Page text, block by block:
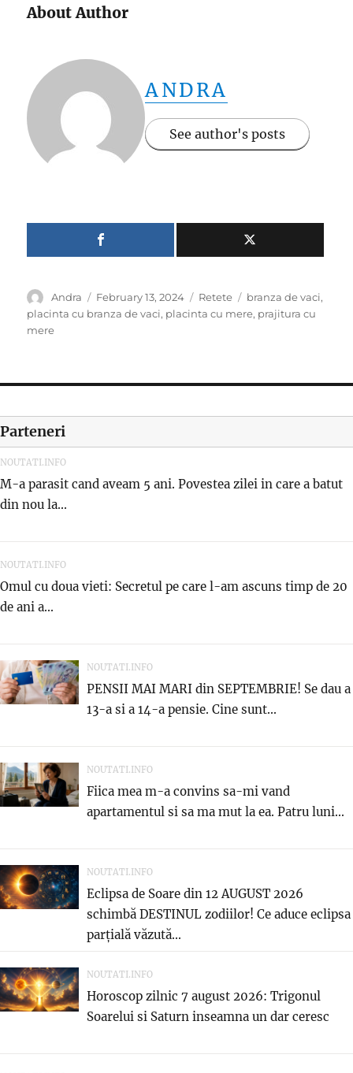
About Author
ANDRA
See author's posts
Author
Andra
Posted
on
February 13, 2024 Categories
Retete Tags
branza de vaci,
placinta cu branza de vaci, placinta cu mere, prajitura cu
mere
Parteneri
NOUTATI.INFO
M-a parasit cand aveam 5 ani. Povestea zilei in care a batut
din nou la...
NOUTATI.INFO
Omul cu doua vieti: Secretul pe care l-am ascuns timp de 20
de ani a...
NOUTATI.INFO
PENSII MAI MARI din SEPTEMBRIE! Se dau a
13-a si a 14-a pensie. Cine sunt...
NOUTATI.INFO
Fiica mea m-a convins sa-mi vand
apartamentul si sa ma mut la ea. Patru luni...
NOUTATI.INFO
Eclipsa de Soare din 12 AUGUST 2026
schimbă DESTINUL zodiilor! Ce aduce eclipsa
parțială văzută...
NOUTATI.INFO
Horoscop zilnic 7 august 2026: Trigonul
Soarelui si Saturn inseamna un dar ceresc